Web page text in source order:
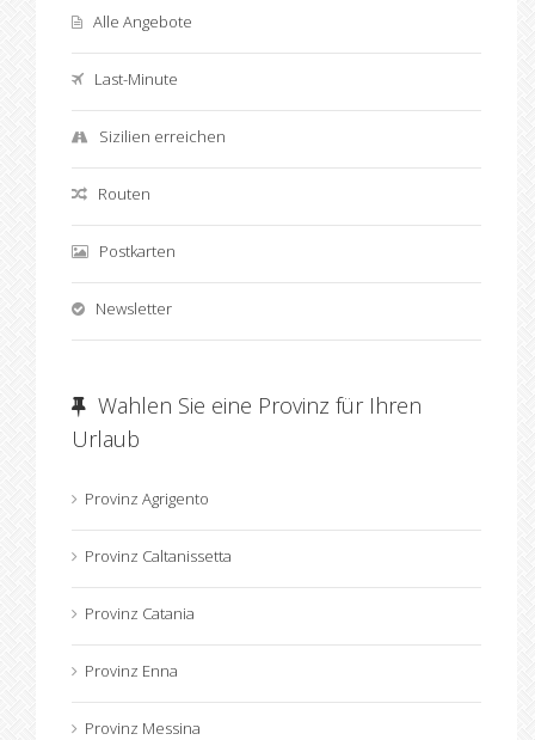
Alle Angebote
Last-Minute
Sizilien erreichen
Routen
Postkarten
Newsletter
Wahlen Sie eine Provinz für Ihren
Urlaub
Provinz Agrigento
Provinz Caltanissetta
Provinz Catania
Provinz Enna
Provinz Messina